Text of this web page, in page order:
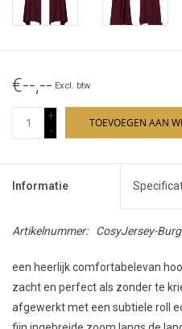
€--,-- Excl. btw
+
-
TOEVOEGEN AAN
Informatie
Artikelnummer: CosyJersey-
een heerlijk comfortabelevan
zacht en perfect als zonder te
afgewerkt met een subtiele roll